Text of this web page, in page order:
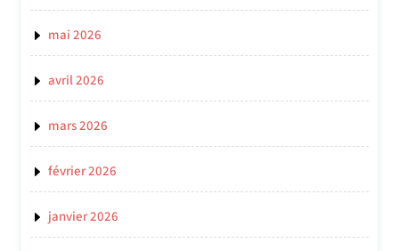
mai 2026
avril 2026
mars 2026
février 2026
janvier 2026